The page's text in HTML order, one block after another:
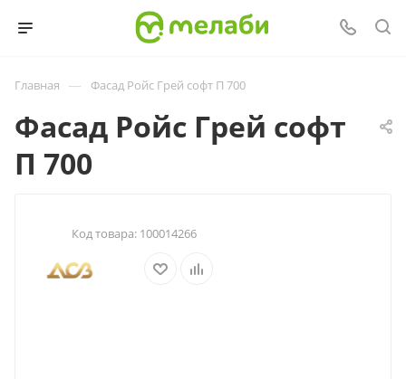
Главная — Фасад Ройс Грей софт П 700
Фасад Ройс Грей софт
П 700
Код товара: 100014266